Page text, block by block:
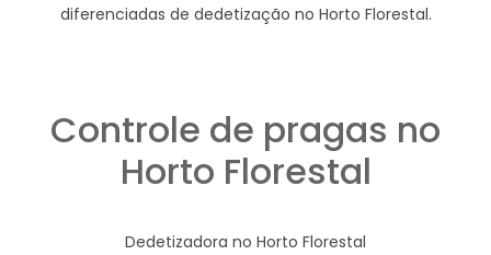
diferenciadas de dedetização no Horto Florestal.
Controle de pragas no
Horto Florestal
Dedetizadora no Horto Florestal